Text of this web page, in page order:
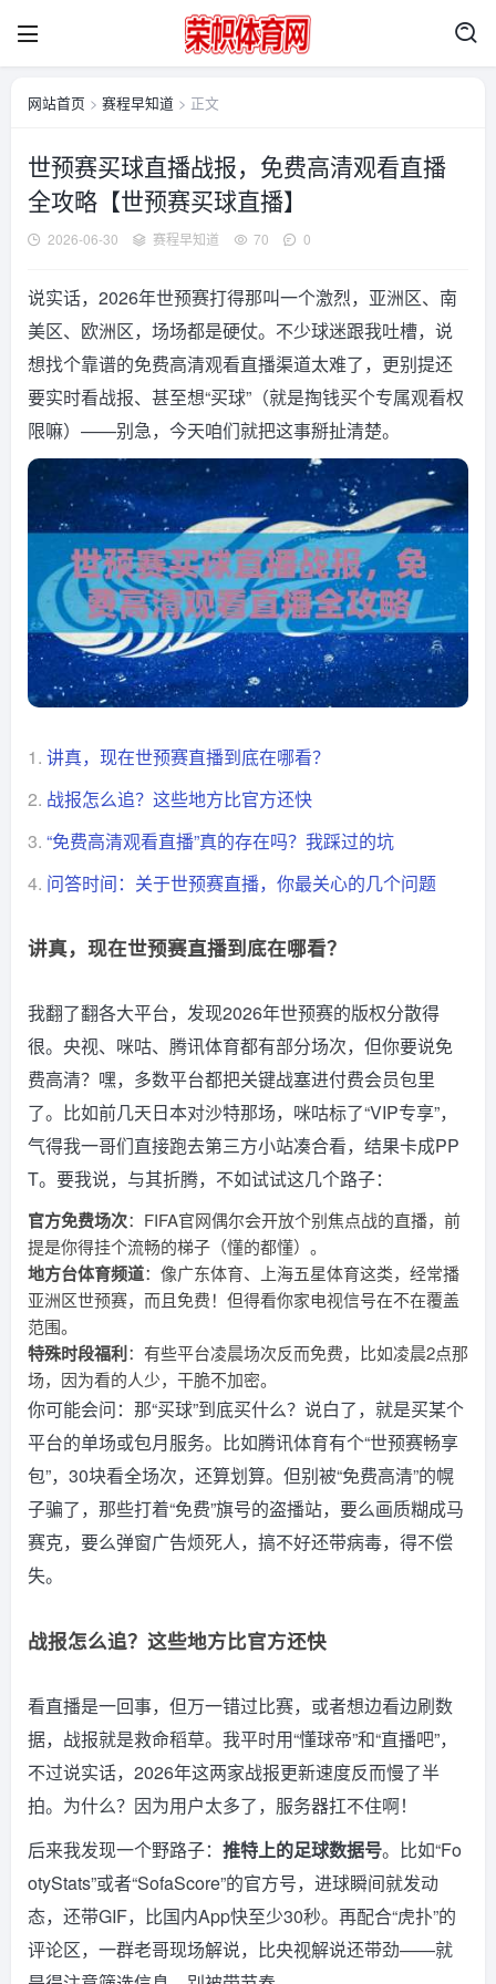
网站首页 > 赛程早知道 > 正文
世预赛买球直播战报，免费高清观看直播
全攻略【世预赛买球直播】
2026-06-30 赛程早知道 70 0
说实话，2026年世预赛打得那叫一个激烈，亚洲区、南
美区、欧洲区，场场都是硬仗。不少球迷跟我吐槽，说
想找个靠谱的免费高清观看直播渠道太难了，更别提还
要实时看战报、甚至想“买球”（就是掏钱买个专属观看权
限嘛）——别急，今天咱们就把这事掰扯清楚。
1. 讲真，现在世预赛直播到底在哪看？
2. 战报怎么追？这些地方比官方还快
3. “免费高清观看直播”真的存在吗？我踩过的坑
4. 问答时间：关于世预赛直播，你最关心的几个问题
讲真，现在世预赛直播到底在哪看？
我翻了翻各大平台，发现2026年世预赛的版权分散得
很。央视、咪咕、腾讯体育都有部分场次，但你要说免
费高清？嘿，多数平台都把关键战塞进付费会员包里
了。比如前几天日本对沙特那场，咪咕标了“VIP专享”，
气得我一哥们直接跑去第三方小站凑合看，结果卡成PP
T。要我说，与其折腾，不如试试这几个路子：
官方免费场次：FIFA官网偶尔会开放个别焦点战的直播，前
提是你得挂个流畅的梯子（懂的都懂）。
地方台体育频道：像广东体育、上海五星体育这类，经常播
亚洲区世预赛，而且免费！但得看你家电视信号在不在覆盖
范围。
特殊时段福利：有些平台凌晨场次反而免费，比如凌晨2点那
场，因为看的人少，干脆不加密。
你可能会问：那“买球”到底买什么？说白了，就是买某个
平台的单场或包月服务。比如腾讯体育有个“世预赛畅享
包”，30块看全场次，还算划算。但别被“免费高清”的幌
子骗了，那些打着“免费”旗号的盗播站，要么画质糊成马
赛克，要么弹窗广告烦死人，搞不好还带病毒，得不偿
失。
战报怎么追？这些地方比官方还快
看直播是一回事，但万一错过比赛，或者想边看边刷数
据，战报就是救命稻草。我平时用“懂球帝”和“直播吧”，
不过说实话，2026年这两家战报更新速度反而慢了半
拍。为什么？因为用户太多了，服务器扛不住啊！
后来我发现一个野路子： 推特上的足球数据号。比如“Fo
otyStats”或者“SofaScore”的官方号，进球瞬间就发动
态，还带GIF，比国内App快至少30秒。再配合“虎扑”的
评论区，一群老哥现场解说，比央视解说还带劲——就